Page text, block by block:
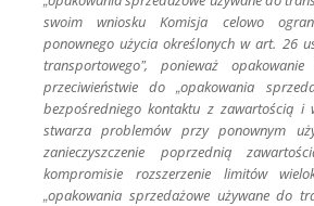
swoim wniosku Komisja celowo
ponownego użycia określonych w art. 26
transportowego”, ponieważ
przeciwieństwie do „opakowania
bezpośredniego kontaktu z zawartością
stwarza problemów przy ponownym
zanieczyszczenie poprzednią
kompromisie rozszerzenie limitów
„opakowania sprzedażowe używane do